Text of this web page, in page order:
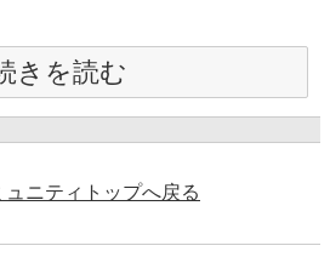
きを読む
ュニティトップへ戻る